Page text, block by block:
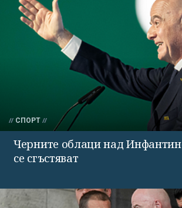
СПОРТ
Черните облаци над
се сгъстяват